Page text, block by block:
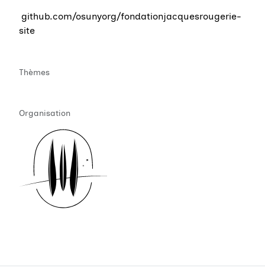
github.com/osunyorg/fondationjacquesrougerie-
site
Thèmes
Organisation